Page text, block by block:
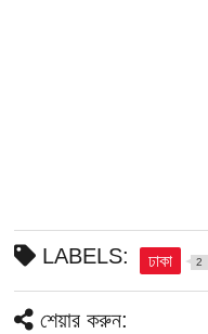
LABELS: ঢাকা 2
শেয়ার করুন: